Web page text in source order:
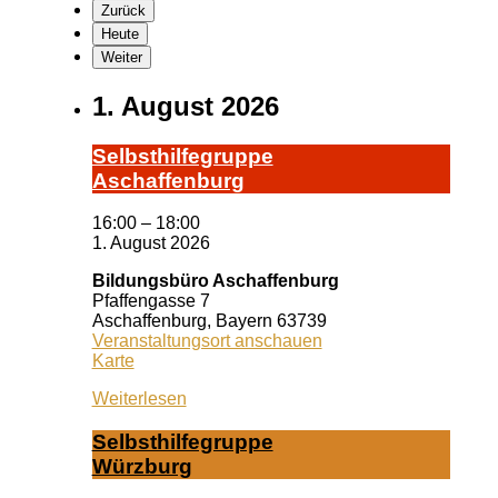
Zurück
Heute
Weiter
1. August 2026
Selbst­hil­fe­grup­pe
A­schaf­fen­burg
16:00 – 18:00
1. August 2026
Bildungsbüro Aschaffenburg
Pfaffengasse 7
Aschaffenburg, Bayern 63739
Veranstaltungsort anschauen
KarteBildungsbüro
Weiterlesen
Selbst­hil­fe­grup­pe
Würz­burg